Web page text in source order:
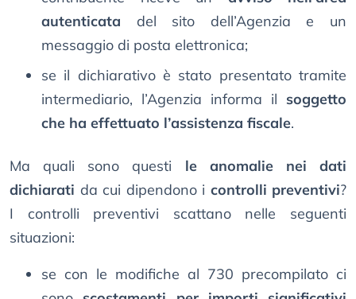
autenticata del sito dell’Agenzia e un
messaggio di posta elettronica;
se il dichiarativo è stato presentato tramite
intermediario, l’Agenzia informa il soggetto
che ha effettuato l’assistenza fiscale.
Ma quali sono questi le anomalie nei dati
dichiarati da cui dipendono i controlli preventivi?
I controlli preventivi scattano nelle seguenti
situazioni:
se con le modifiche al 730 precompilato ci